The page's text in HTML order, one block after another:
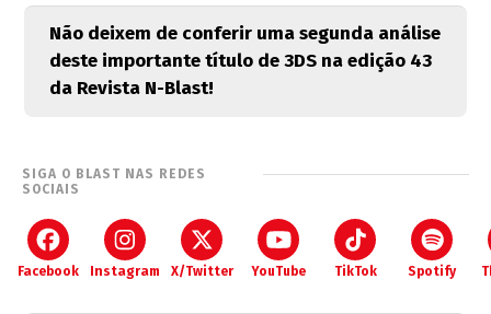
Não deixem de conferir uma segunda análise
deste importante título de 3DS na edição 43
da Revista N-Blast!
SIGA O BLAST NAS REDES
SOCIAIS
Facebook Instagram X/Twitter YouTube TikTok Spotify